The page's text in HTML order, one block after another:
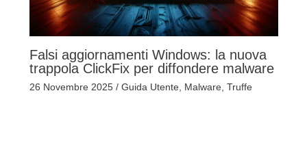
Falsi aggiornamenti Windows: la nuova
trappola ClickFix per diffondere malware
26 Novembre 2025 / Guida Utente, Malware, Truffe